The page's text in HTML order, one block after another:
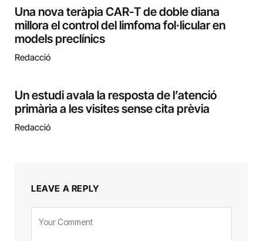
Una nova teràpia CAR-T de doble diana
millora el control del limfoma fol·licular en
models preclínics
Redacció
Un estudi avala la resposta de l’atenció
primària a les visites sense cita prèvia
Redacció
LEAVE A REPLY